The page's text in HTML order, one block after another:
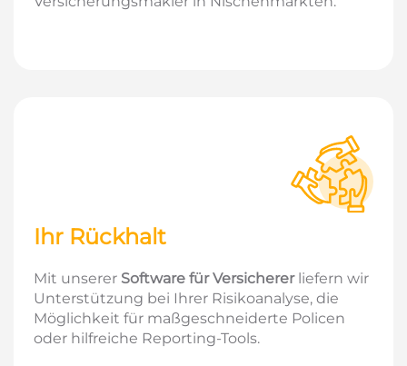
Ihr Rückhalt
Mit unserer Software für Versicherer liefern wir
Unterstützung bei Ihrer Risikoanalyse, die
Möglichkeit für maßgeschneiderte Policen
oder hilfreiche Reporting-Tools.